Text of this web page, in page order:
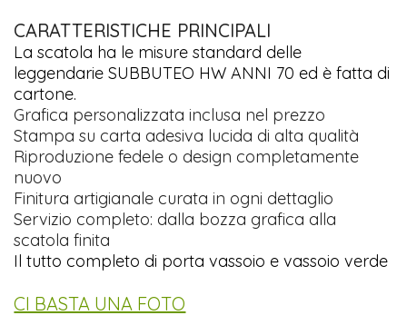
CARATTERISTICHE PRINCIPALI
La scatola ha le misure standard delle
leggendarie SUBBUTEO HW ANNI 70 ed è fatta di
cartone.
Grafica personalizzata inclusa nel prezzo
Stampa su carta adesiva lucida di alta qualità
Riproduzione fedele o design completamente
nuovo
Finitura artigianale curata in ogni dettaglio
Servizio completo: dalla bozza grafica alla
scatola finita
Il tutto completo di porta vassoio e vassoio verde
CI BASTA UNA FOTO